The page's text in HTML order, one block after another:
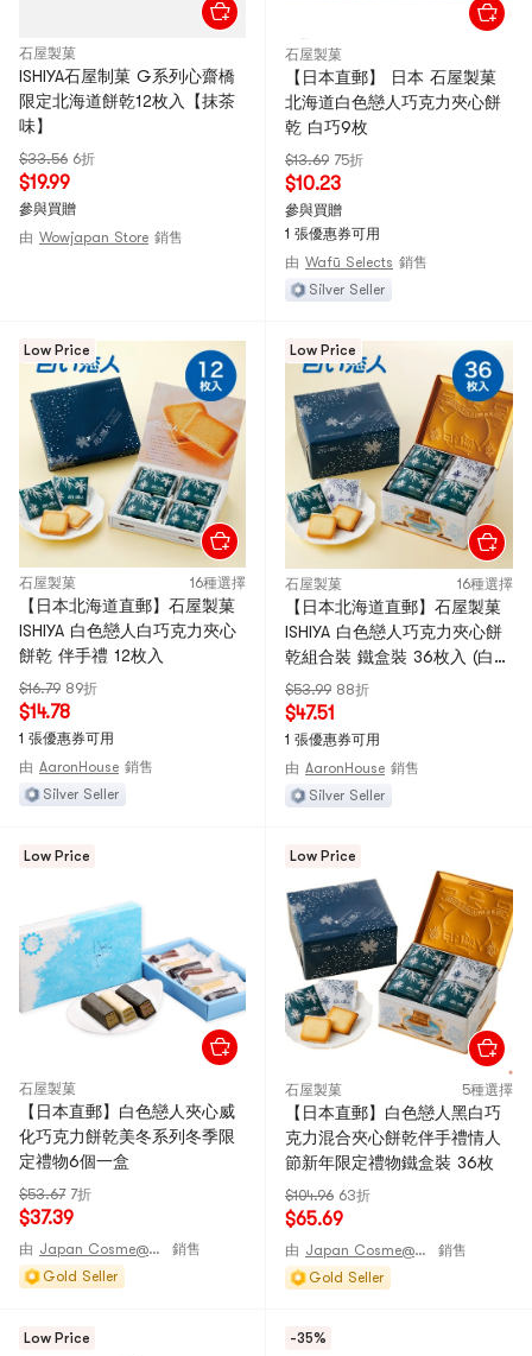
石屋製菓
ISHIYA石屋制菓 G系列心齋橋
限定北海道餅乾12枚入【抹茶
味】
$33.56 6折
$19.99
參與買贈
由 Wowjapan Store 銷售
石屋製菓
【日本直郵】 日本 石屋製菓
北海道白色戀人巧克力夾心餅
乾 白巧9枚
$13.69 75折
$10.23
參與買贈
1 張優惠券可用
由 Wafū Selects 銷售
Silver Seller
Low Price
石屋製菓 16種選擇
【日本北海道直郵】石屋製菓
ISHIYA 白色戀人白巧克力夾心
餅乾 伴手禮 12枚入
$16.79 89折
$14.78
1 張優惠券可用
由 AaronHouse 銷售
Silver Seller
Low Price
石屋製菓 16種選擇
【日本北海道直郵】石屋製菓
ISHIYA 白色戀人巧克力夾心餅
乾組合裝 鐵盒裝 36枚入 (白巧
克力27枚黑巧克力9枚)
$53.99 88折
$47.51
1 張優惠券可用
由 AaronHouse 銷售
Silver Seller
Low Price
石屋製菓
【日本直郵】白色戀人夾心威
化巧克力餅乾美冬系列冬季限
定禮物6個一盒
$53.67 7折
$37.39
由 Japan Cosme@JAPAN
銷售
Gold Seller
Low Price
石屋製菓 5種選擇
【日本直郵】白色戀人黑白巧
克力混合夾心餅乾伴手禮情人
節新年限定禮物鐵盒裝 36枚
$104.96 63折
$65.69
由 Japan Cosme@JAPAN
銷售
Gold Seller
Low Price -35%